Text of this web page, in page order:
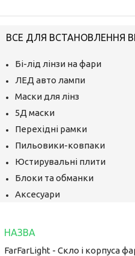
ВСЕ ДЛЯ ВСТАНОВЛЕННЯ
Бі-лід лінзи на фари
ЛЕД авто лампи
Маски для лінз
5Д маски
Перехідні рамки
Пильовики-ковпаки
Юстирувальні плити
Блоки та обманки
Аксесуари
FarFarLight - Cкло і корпуса